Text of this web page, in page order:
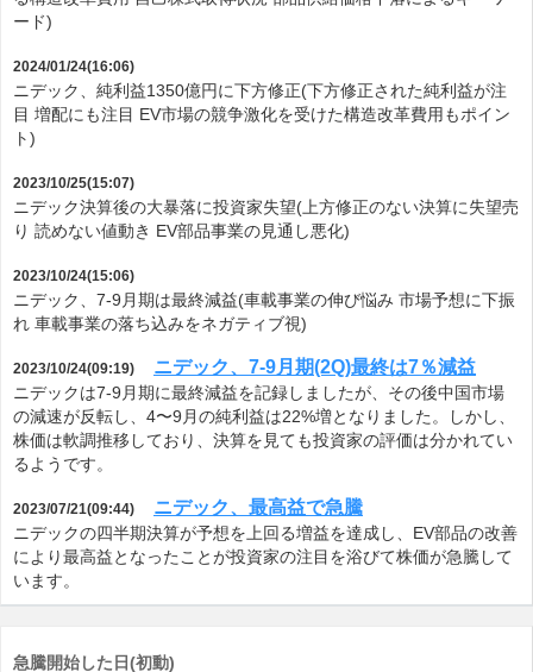
ード)
2024/01/24(16:06)
ニデック、純利益1350億円に下方修正(下方修正された純利益が注
目 増配にも注目 EV市場の競争激化を受けた構造改革費用もポイン
ト)
2023/10/25(15:07)
ニデック決算後の大暴落に投資家失望(上方修正のない決算に失望売
り 読めない値動き EV部品事業の見通し悪化)
2023/10/24(15:06)
ニデック、7-9月期は最終減益(車載事業の伸び悩み 市場予想に下振
れ 車載事業の落ち込みをネガティブ視)
2023/10/24(09:19) ニデック、7-9月期(2Q)最終は7％減益
ニデックは7-9月期に最終減益を記録しましたが、その後中国市場
の減速が反転し、4〜9月の純利益は22%増となりました。しかし、
株価は軟調推移しており、決算を見ても投資家の評価は分かれてい
るようです。
2023/07/21(09:44) ニデック、最高益で急騰
ニデックの四半期決算が予想を上回る増益を達成し、EV部品の改善
により最高益となったことが投資家の注目を浴びて株価が急騰して
います。
急騰開始した日(初動)